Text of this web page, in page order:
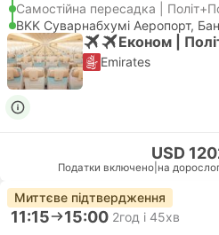
Самостійна пересадка |
BKK Суварнабхумі Аеропорт,
Економ |
Emirates
USD
Податки включено на
Миттєве підтвердження
11:15 15:00 2год і 45хв